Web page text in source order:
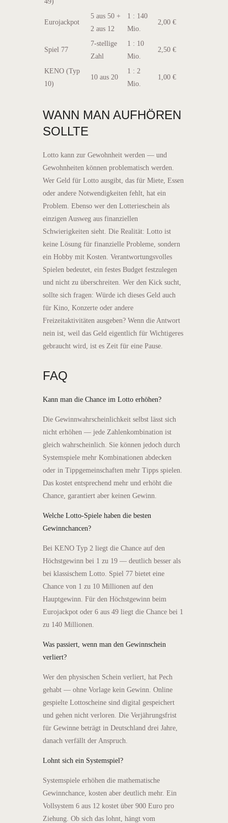
Eurojackpot
5 aus 50 +
2 aus 12
1 : 140
Mio.
2,00 €
Spiel 77
7-stellige
Zahl
1 : 10
Mio.
2,50 €
KENO (Typ
10)
10 aus 20
1 : 2
Mio.
1,00 €
WANN MAN AUFHÖREN
SOLLTE
Lotto kann zur Gewohnheit werden — und
Gewohnheiten können problematisch werden.
Wer Geld für Lotto ausgibt, das für Miete, Essen
oder andere Notwendigkeiten fehlt, hat ein
Problem. Ebenso wer den Lotterieschein als
einzigen Ausweg aus finanziellen
Schwierigkeiten sieht. Die Realität: Lotto ist
keine Lösung für finanzielle Probleme, sondern
ein Hobby mit Kosten. Verantwortungsvolles
Spielen bedeutet, ein festes Budget festzulegen
und nicht zu überschreiten. Wer den Kick sucht,
sollte sich fragen: Würde ich dieses Geld auch
für Kino, Konzerte oder andere
Freizeitaktivitäten ausgeben? Wenn die Antwort
nein ist, weil das Geld eigentlich für Wichtigeres
gebraucht wird, ist es Zeit für eine Pause.
FAQ
Kann man die Chance im Lotto erhöhen?
Die Gewinnwahrscheinlichkeit selbst lässt sich
nicht erhöhen — jede Zahlenkombination ist
gleich wahrscheinlich. Sie können jedoch durch
Systemspiele mehr Kombinationen abdecken
oder in Tippgemeinschaften mehr Tipps spielen.
Das kostet entsprechend mehr und erhöht die
Chance, garantiert aber keinen Gewinn.
Welche Lotto-Spiele haben die besten
Gewinnchancen?
Bei KENO Typ 2 liegt die Chance auf den
Höchstgewinn bei 1 zu 19 — deutlich besser als
bei klassischem Lotto. Spiel 77 bietet eine
Chance von 1 zu 10 Millionen auf den
Hauptgewinn. Für den Höchstgewinn beim
Eurojackpot oder 6 aus 49 liegt die Chance bei 1
zu 140 Millionen.
Was passiert, wenn man den Gewinnschein
verliert?
Wer den physischen Schein verliert, hat Pech
gehabt — ohne Vorlage kein Gewinn. Online
gespielte Lottoscheine sind digital gespeichert
und gehen nicht verloren. Die Verjährungsfrist
für Gewinne beträgt in Deutschland drei Jahre,
danach verfällt der Anspruch.
Lohnt sich ein Systemspiel?
Systemspiele erhöhen die mathematische
Gewinnchance, kosten aber deutlich mehr. Ein
Vollsystem 6 aus 12 kostet über 900 Euro pro
Ziehung. Ob sich das lohnt, hängt vom